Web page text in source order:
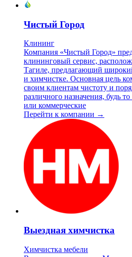
Чистый Город
Клининг
Компания «Чистый Город»
клининговый сервис,
Тагиле, предлагающий
и химчистке. Основная цель
своим клиентам чистоту и
различного назначения, будь
или коммерческие
Перейти к компании →
Выездная химчистка
Химчистка мебели